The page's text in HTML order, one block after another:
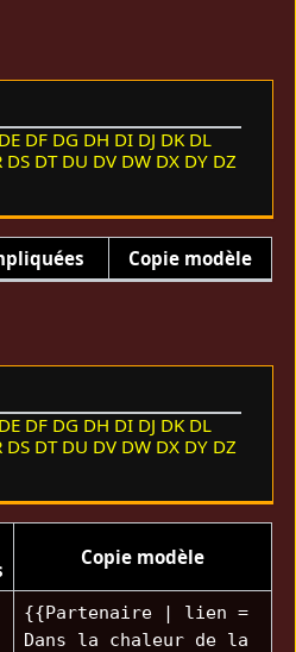
DE DF DG DH DI DJ DK DL
DS DT DU DV DW DX DY DZ
Copie modèle
DE DF DG DH DI DJ DK DL
DS DT DU DV DW DX DY DZ
Copie modèle
{{Partenaire | lien =
Dans la chaleur de la